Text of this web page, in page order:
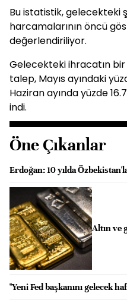
Bu istatistik, gelecekteki
harcamalarının öncü
değerlendiriliyor.
Gelecekteki ihracatın bir
talep, Mayıs ayındaki
Haziran ayında yüzde
indi.
Öne Çıkanlar
Erdoğan: 10 yılda
Altın ve
"Yeni Fed başkanını gelecek